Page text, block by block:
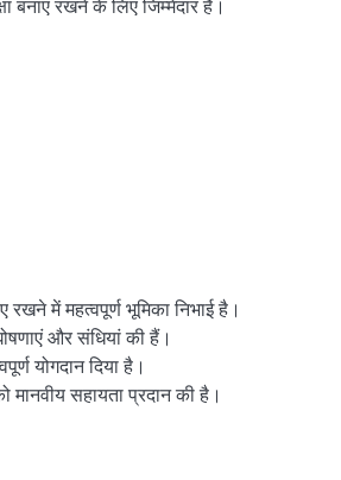
बनाए रखने के लिए जिम्मेदार है।
रखने में महत्वपूर्ण भूमिका निभाई है।
और संधियां की हैं।
योगदान दिया है।
सहायता प्रदान की है।